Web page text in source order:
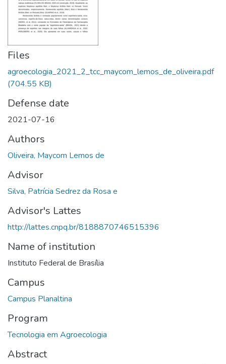
Files
agroecologia_2021_2_tcc_maycom_lemos_de_oliveira.pdf
(704.55 KB)
Defense date
2021-07-16
Authors
Oliveira, Maycom Lemos de
Advisor
Silva, Patrícia Sedrez da Rosa e
Advisor's Lattes
http://lattes.cnpq.br/8188870746515396
Name of institution
Instituto Federal de Brasília
Campus
Campus Planaltina
Program
Tecnologia em Agroecologia
Abstract